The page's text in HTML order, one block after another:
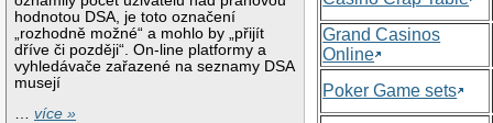
hodnotou DSA, je toto označení
„rozhodně možné“ a mohlo by „přijít
dříve či později“. On-line platformy a
vyhledávače zařazené na seznamy DSA
musejí
…více »
Grand Casinos
Online
Poker Game sets